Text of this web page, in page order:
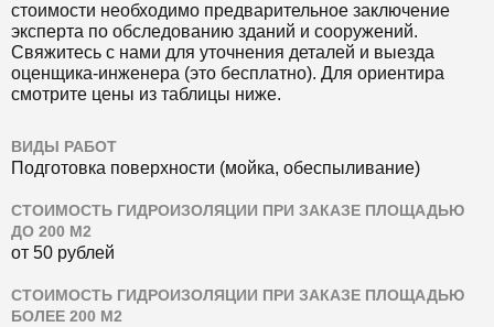
стоимости необходимо предварительное заключение
эксперта по обследованию зданий и сооружений.
Свяжитесь с нами для уточнения деталей и выезда
оценщика-инженера (это бесплатно). Для ориентира
смотрите цены из таблицы ниже.
ВИДЫ РАБОТ
Подготовка поверхности (мойка, обеспыливание)
СТОИМОСТЬ ГИДРОИЗОЛЯЦИИ ПРИ ЗАКАЗЕ ПЛОЩАДЬЮ
ДО 200 М2
от 50 рублей
СТОИМОСТЬ ГИДРОИЗОЛЯЦИИ ПРИ ЗАКАЗЕ ПЛОЩАДЬЮ
БОЛЕЕ 200 М2